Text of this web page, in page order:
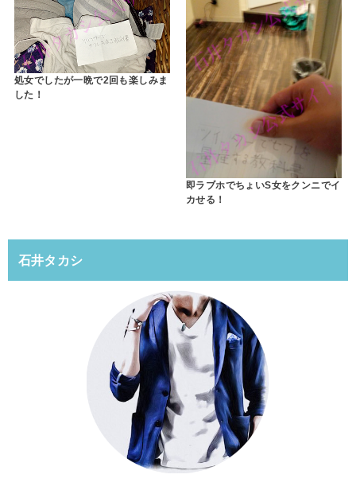
処女でしたが一晩で2回も楽しみま
した！
即ラブホでちょいS女をクンニでイ
カせる！
石井タカシ